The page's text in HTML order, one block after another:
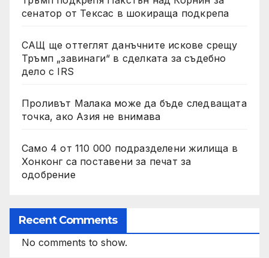
сенатор от Тексас в шокираща подкрепа
САЩ ще оттеглят данъчните искове срещу
Тръмп „завинаги“ в сделката за съдебно
дело с IRS
Проливът Малака може да бъде следващата
точка, ако Азия не внимава
Само 4 от 110 000 подразделени жилища в
Хонконг са поставени за печат за
одобрение
Recent Comments
No comments to show.